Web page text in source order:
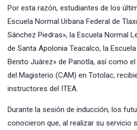
Por esta razón, estudiantes de los
Escuela Normal Urbana Federal de
Sánchez Piedras», la Escuela Normal
de Santa Apolonia Teacalco, la
Benito Juárez» de Panotla, así como
del Magisterio (CAM) en Totolac,
instructores del ITEA.
Durante la sesión de inducción, los
conocieron que, al realizar su servicio